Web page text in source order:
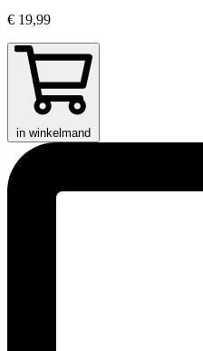
€ 19,99
in winkelmand